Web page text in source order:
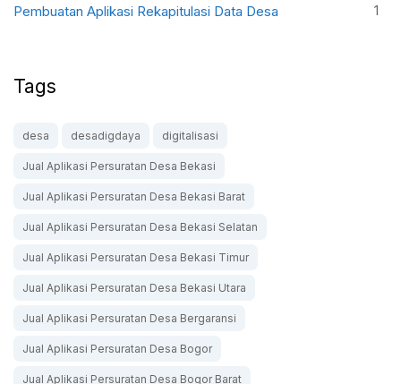
Pembuatan Aplikasi Rekapitulasi Data Desa 1
Tags
desa desadigdaya digitalisasi
Jual Aplikasi Persuratan Desa Bekasi
Jual Aplikasi Persuratan Desa Bekasi Barat
Jual Aplikasi Persuratan Desa Bekasi Selatan
Jual Aplikasi Persuratan Desa Bekasi Timur
Jual Aplikasi Persuratan Desa Bekasi Utara
Jual Aplikasi Persuratan Desa Bergaransi
Jual Aplikasi Persuratan Desa Bogor
Jual Aplikasi Persuratan Desa Bogor Barat